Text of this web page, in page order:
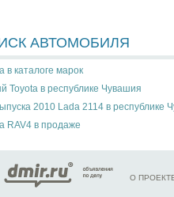
АВТОМОБИЛЯ
в каталоге марок
Toyota в республике Чувашия
2010 Lada 2114 в республике
RAV4 в продаже
О